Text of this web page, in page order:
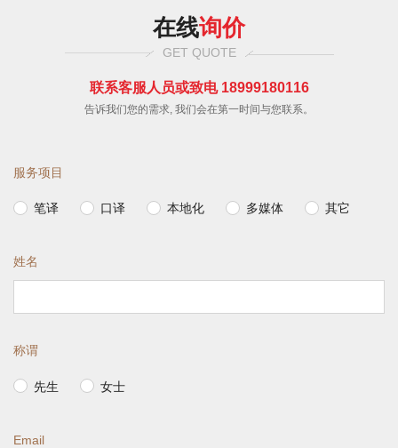
在线询价
GET QUOTE
联系客服人员或致电 18999180116
告诉我们您的需求, 我们会在第一时间与您联系。
服务项目
笔译 口译 本地化 多媒体 其它
姓名
称谓
先生 女士
Email